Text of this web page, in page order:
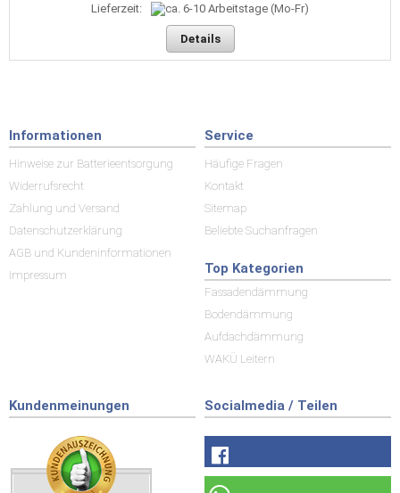
Lieferzeit:
Details
Informationen
Hinweise zur Batterieentsorgung
Widerrufsrecht
Zahlung und Versand
Datenschutzerklärung
AGB und Kundeninformationen
Impressum
Service
Häufige Fragen
Kontakt
Sitemap
Beliebte Suchanfragen
Top Kategorien
Fassadendämmung
Bodendämmung
Aufdachdämmung
WAKÜ Leitern
Kundenmeinungen Socialmedia / Teilen